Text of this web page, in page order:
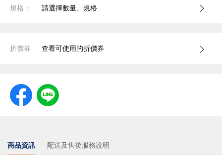
規格： 請選擇數量、規格
折價券 查看可使用的折價券
商品資訊 配送及售後服務說明